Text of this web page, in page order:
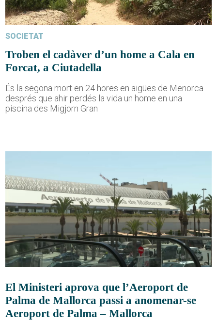
SOCIETAT
Troben el cadàver d’un home a Cala en
Forcat, a Ciutadella
És la segona mort en 24 hores en aigües de Menorca
després que ahir perdés la vida un home en una
piscina des Migjorn Gran
El Ministeri aprova que l’Aeroport de
Palma de Mallorca passi a anomenar-se
Aeroport de Palma – Mallorca